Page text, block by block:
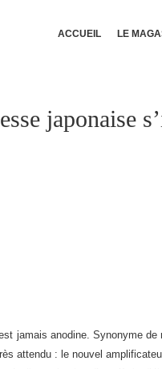
ACCUEIL LE
japonaise
jamais anodine. Synonyme
attendu : le nouvel